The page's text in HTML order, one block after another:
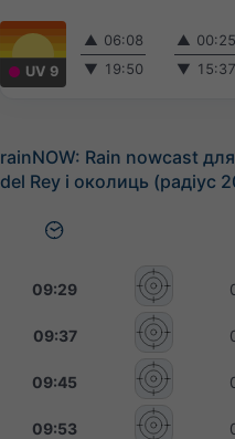
UV 9
▲ 06:08
▼ 19:50
▲
▼
rainNOW: Rain nowcast
del Rey і околиць (радіус
09:29
09:37
09:45
09:53